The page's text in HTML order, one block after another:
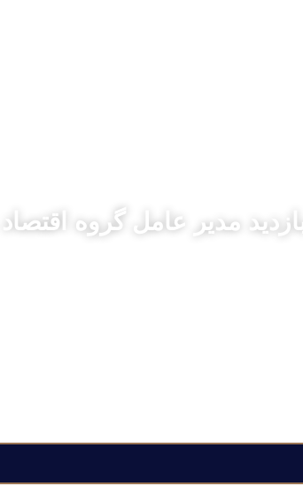
بازدید مدیر عامل گروه اقتصاد